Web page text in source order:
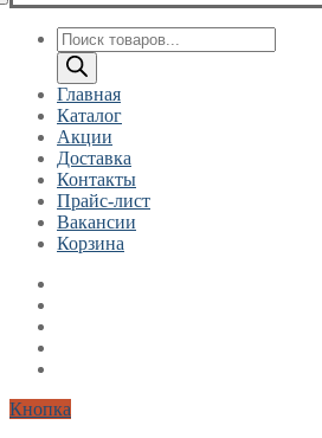
Поиск
товаров
Главная
Каталог
Акции
Доставка
Контакты
Прайс-лист
Вакансии
Корзина
Кнопка